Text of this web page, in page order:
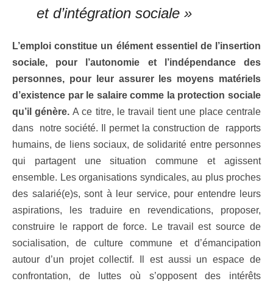
et d’intégration sociale »
L’emploi constitue un élément essentiel de l’insertion
sociale, pour l’autonomie et l’indépendance des
personnes, pour leur assurer les moyens matériels
d’existence par le salaire comme la protection sociale
qu’il génère. A ce titre, le travail tient une place centrale
dans notre société. Il permet la construction de rapports
humains, de liens sociaux, de solidarité entre personnes
qui partagent une situation commune et agissent
ensemble. Les organisations syndicales, au plus proches
des salarié(e)s, sont à leur service, pour entendre leurs
aspirations, les traduire en revendications, proposer,
construire le rapport de force. Le travail est source de
socialisation, de culture commune et d’émancipation
autour d’un projet collectif. Il est aussi un espace de
confrontation, de luttes où s’opposent des intérêts